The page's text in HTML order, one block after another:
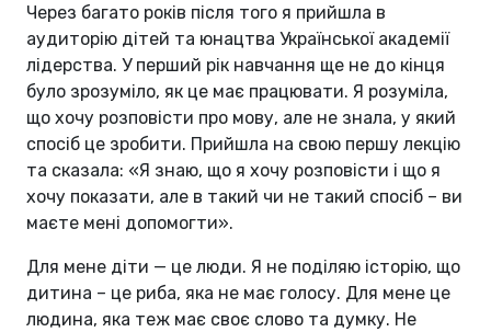
Через багато років після того я прийшла в
аудиторію дітей та юнацтва Української академії
лідерства. У перший рік навчання ще не до кінця
було зрозуміло, як це має працювати. Я розуміла,
що хочу розповісти про мову, але не знала, у який
спосіб це зробити. Прийшла на свою першу лекцію
та сказала: «Я знаю, що я хочу розповісти і що я
хочу показати, але в такий чи не такий спосіб – ви
маєте мені допомогти».
Для мене діти — це люди. Я не поділяю історію, що
дитина – це риба, яка не має голосу. Для мене це
людина, яка теж має своє слово та думку. Не